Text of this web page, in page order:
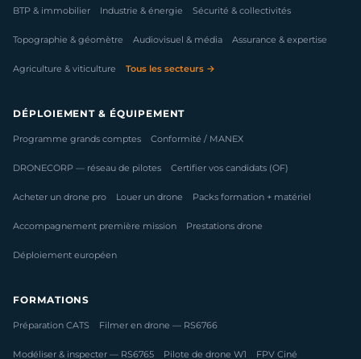
BTP & immobilier Industrie & énergie Sécurité & collectivités
Topographie & géomètre Audiovisuel & média Assurance & expertise
Agriculture & viticulture Tous les secteurs →
DÉPLOIEMENT & ÉQUIPEMENT
Programme grands comptes Conformité / MANEX
DRONECORP — réseau de pilotes Certifier vos candidats (OF)
Acheter un drone pro Louer un drone Packs formation + matériel
Accompagnement première mission Prestations drone
Déploiement européen
FORMATIONS
Préparation CATS Filmer en drone — RS6766
Modéliser & inspecter — RS6765 Pilote de drone W1 FPV Ciné